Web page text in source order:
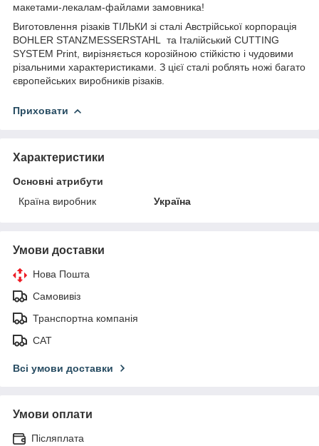
макетами-лекалам-файлами замовника!
Виготовлення різаків ТІЛЬКИ зі сталі Австрійської корпорація
BOHLER STANZMESSERSTAHL та Італійський CUTTING
SYSTEM Print, вирізняється корозійною стійкістю і чудовими
різальними характеристиками. З цієї сталі роблять ножі багато
європейських виробників різаків.
Приховати
Характеристики
Основні атрибути
Країна виробник
Україна
Умови доставки
Нова Пошта
Самовивіз
Транспортна компанія
САТ
Всі умови доставки
Умови оплати
Післяплата